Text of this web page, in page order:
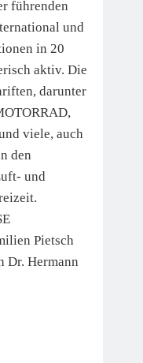
führenden
und
in 20
aktiv. Die
darunter
viele, auch
den
und
Pietsch
Dr. Hermann